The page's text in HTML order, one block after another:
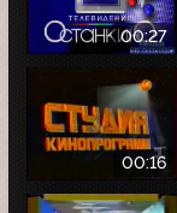
00:27
00:16